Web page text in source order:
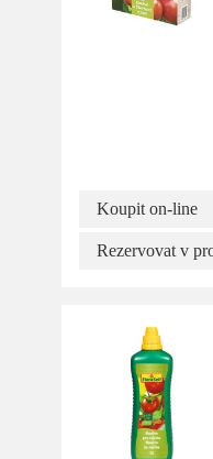
Koupit on-line
Rezervovat v